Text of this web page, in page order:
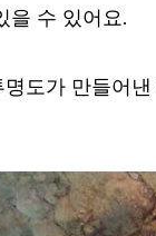
을 수 있어요.
도가 만들어